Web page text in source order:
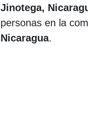
Jinotega,
personas en la
Nicaragua.